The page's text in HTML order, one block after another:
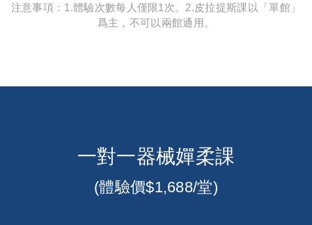
注意事項：1.體驗次數每人僅限1次。2.皮拉提斯課以「單館」
爲主，不可以兩館通用。
一對一器械嬋柔課
(體驗價$1,688/堂)